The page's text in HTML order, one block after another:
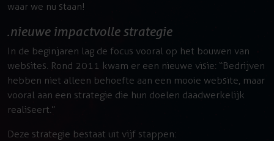
waar we nu staan!
nieuwe impactvolle strategie
In de beginjaren lag de focus vooral op het bouwen van
websites. Rond 2011 kwam er een nieuwe visie: “Bedrijven
hebben niet alleen behoefte aan een mooie website, maar
vooral aan een strategie die hun doelen daadwerkelijk
realiseert.”
Deze strategie bestaat uit vijf stappen: